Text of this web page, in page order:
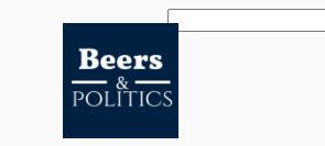
contenido
Buscar